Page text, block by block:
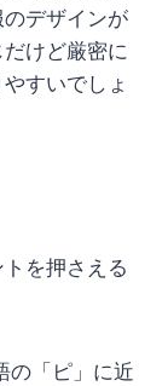
デザインが
けど厳密に
すいでしょ
を押さえる
の「ピ」に近